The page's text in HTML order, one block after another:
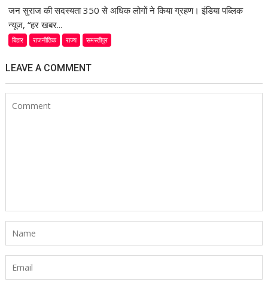
जन सुराज की सदस्यता 350 से अधिक लोगों ने किया ग्रहण। इंडिया पब्लिक
न्यूज, “हर खबर...
बिहार राजनीतिक राज्य समस्तीपुर
LEAVE A COMMENT